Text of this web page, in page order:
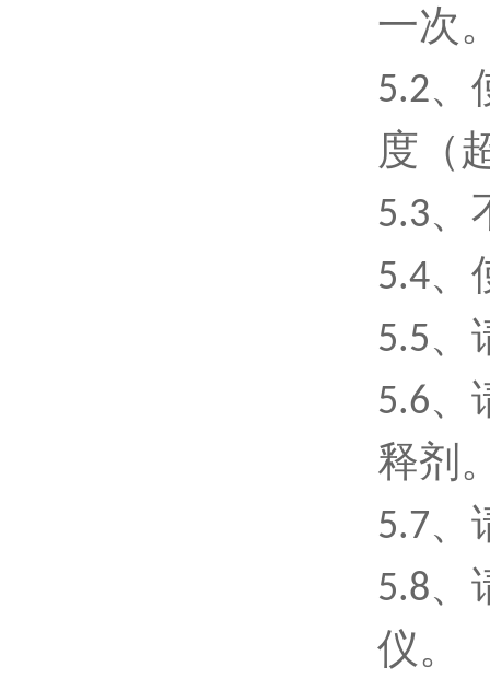
一次
5.2、
度（
5.3、
5.4、
5.5、
5.6、
释剂
5.7、
5.8、
仪。